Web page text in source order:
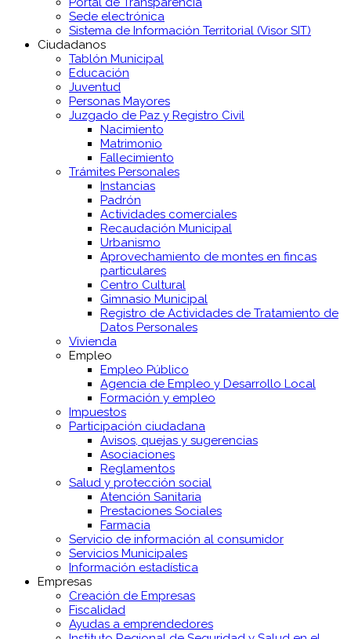
Sede electrónica
Sistema de Información Territorial (Visor SIT)
Ciudadanos
Tablón Municipal
Educación
Juventud
Personas Mayores
Juzgado de Paz y Registro Civil
Nacimiento
Matrimonio
Fallecimiento
Trámites Personales
Instancias
Padrón
Actividades comerciales
Recaudación Municipal
Urbanismo
Aprovechamiento de montes en fincas
particulares
Centro Cultural
Gimnasio Municipal
Registro de Actividades de Tratamiento de
Datos Personales
Vivienda
Empleo
Empleo Público
Agencia de Empleo y Desarrollo Local
Formación y empleo
Impuestos
Participación ciudadana
Avisos, quejas y sugerencias
Asociaciones
Reglamentos
Salud y protección social
Atención Sanitaria
Prestaciones Sociales
Farmacia
Servicio de información al consumidor
Servicios Municipales
Información estadística
Empresas
Creación de Empresas
Fiscalidad
Ayudas a emprendedores